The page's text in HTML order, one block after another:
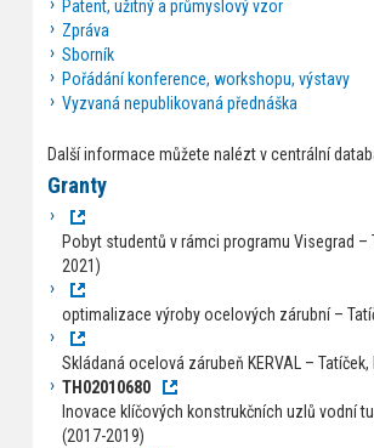
Patent, užitný a průmyslový vzor
Zpráva
Sborník
Pořádání konference, workshopu, výstavy
Vyzvaná nepublikovaná přednáška
Další informace můžete nalézt v centrální
Granty
Pobyt studentů v rámci programu Visegrad –
2021)
optimalizace výroby ocelových zárubní –
Skládaná ocelová zárubeň KERVAL – Tatíček,
TH02010680
Inovace klíčových konstrukčních uzlů vodní
(2017-2019)